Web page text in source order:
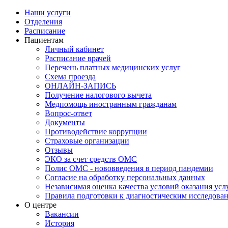
Наши услуги
Отделения
Расписание
Пациентам
Личный кабинет
Расписание врачей
Перечень платных медицинских услуг
Схема проезда
ОНЛАЙН-ЗАПИСЬ
Получение налогового вычета
Медпомощь иностранным гражданам
Вопрос-ответ
Документы
Противодействие коррупции
Страховые организации
Отзывы
ЭКО за счет средств ОМС
Полис ОМС - нововведения в период пандемии
Согласие на обработку персональных данных
Независимая оценка качества условий оказания
Правила подготовки к диагностическим
О центре
Вакансии
История